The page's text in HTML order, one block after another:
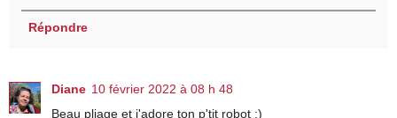
Répondre
Diane 10 février 2022 à 08 h 48
Beau pliage et j'adore ton p'tit robot :)